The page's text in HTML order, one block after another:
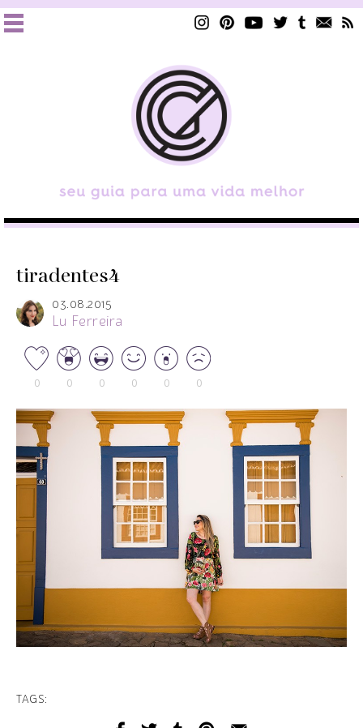
tiradentes4
03.08.2015
Lu Ferreira
0 0 0 0 0 0
TAGS: